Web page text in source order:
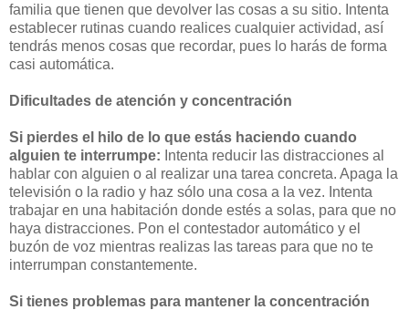
familia que tienen que devolver las cosas a su sitio. Intenta
establecer rutinas cuando realices cualquier actividad, así
tendrás menos cosas que recordar, pues lo harás de forma
casi automática.
Dificultades de atención y concentración
Si pierdes el hilo de lo que estás haciendo cuando
alguien te interrumpe: Intenta reducir las distracciones al
hablar con alguien o al realizar una tarea concreta. Apaga la
televisión o la radio y haz sólo una cosa a la vez. Intenta
trabajar en una habitación donde estés a solas, para que no
haya distracciones. Pon el contestador automático y el
buzón de voz mientras realizas las tareas para que no te
interrumpan constantemente.
Si tienes problemas para mantener la concentración